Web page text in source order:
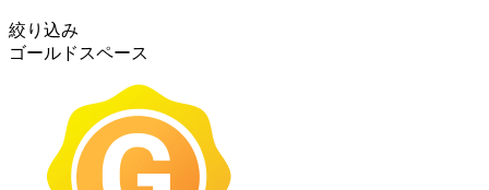
絞り込み
ゴールドスペース